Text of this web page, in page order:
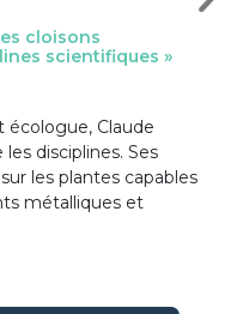
cloisons
scientifiques »
écologue, Claude
disciplines. Ses
les plantes capables
métalliques et